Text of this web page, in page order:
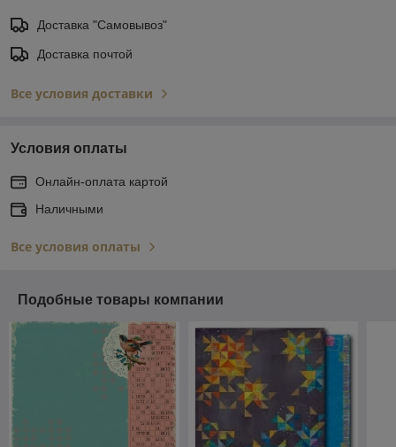
Доставка "Самовывоз"
Доставка почтой
Все условия доставки
Условия оплаты
Онлайн-оплата картой
Наличными
Все условия оплаты
Подобные товары компании